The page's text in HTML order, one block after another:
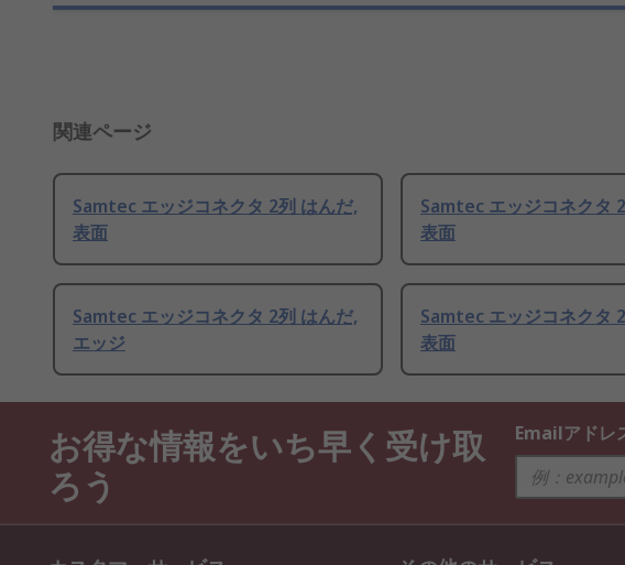
関連ページ
Samtec エッジコネクタ 2列 はんだ,
表面
Samtec エッジコネクタ
表面
Samtec エッジコネクタ 2列 はんだ,
エッジ
Samtec エッジコネクタ
表面
お得な情報をいち早く受け取
ろう
Emailアドレ